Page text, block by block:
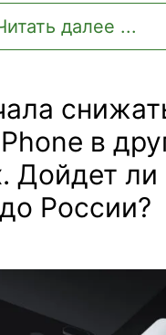
далее ...
в
Дойдет ли
России?